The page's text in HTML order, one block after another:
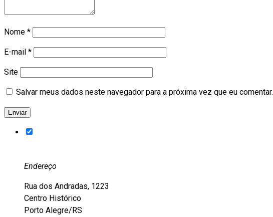
Nome *
E-mail *
Site
Salvar meus dados neste navegador para a próxima vez que eu comentar.
Endereço
Rua dos Andradas, 1223
Centro Histórico
Porto Alegre/RS